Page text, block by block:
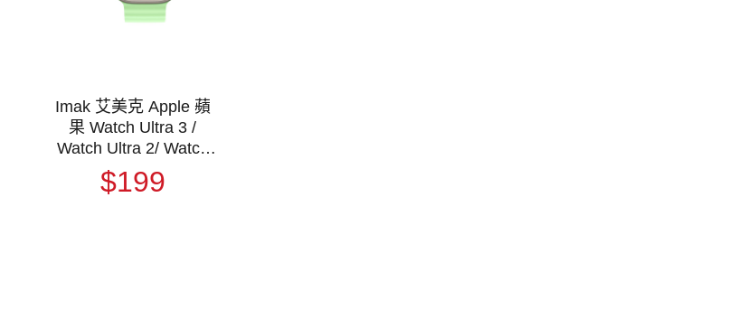
Imak 艾美克 Apple 蘋
果 Watch Ultra 3 /
Watch Ultra 2/ Watch
Ultra (49mm) 手錶保護
膜 保護貼 手表保護貼
$199